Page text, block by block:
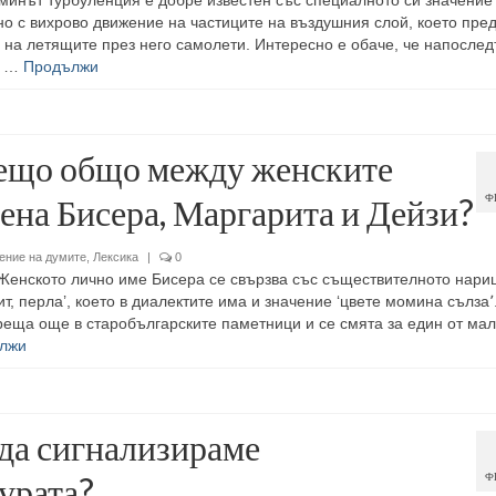
с вихрово движение на частиците на въздушния слой, което
летящите през него самолети. Интересно е обаче, че
… Продължи
общо между женските
Бисера, Маргарита и Дейзи?
на думите, Лексика 0
лично име Бисера се свързва със съществителното
перла’, което в диалектите има и значение ‘цвете момина
още в старобългарските паметници и се смята за един от
сигнализираме